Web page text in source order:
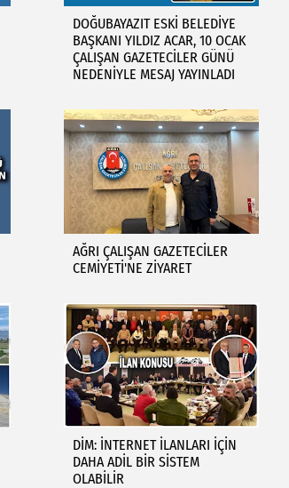
DOĞUBAYAZIT ESKİ BELEDİYE
BAŞKANI YILDIZ ACAR, 10 OCAK
ÇALIŞAN GAZETECİLER GÜNÜ
NEDENİYLE MESAJ YAYINLADI
AĞRI ÇALIŞAN GAZETECİLER
CEMİYETİ'NE ZİYARET
DİM: İNTERNET İLANLARI İÇİN
DAHA ADİL BİR SİSTEM
OLABİLİR